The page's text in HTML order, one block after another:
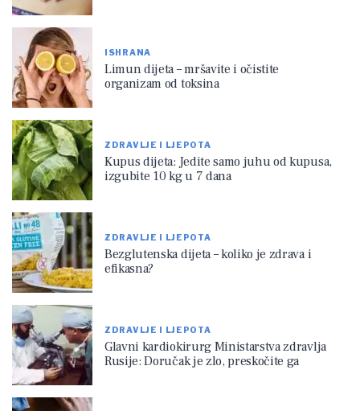
ISHRANA
Limun dijeta – mršavite i očistite
organizam od toksina
ZDRAVLJE I LJEPOTA
Kupus dijeta: Jedite samo juhu od kupusa,
izgubite 10 kg u 7 dana
ZDRAVLJE I LJEPOTA
Bezglutenska dijeta – koliko je zdrava i
efikasna?
ZDRAVLJE I LJEPOTA
Glavni kardiokirurg Ministarstva zdravlja
Rusije: Doručak je zlo, preskočite ga